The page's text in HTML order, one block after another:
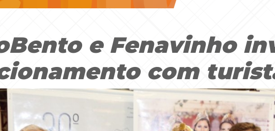
e Fenavinho
com